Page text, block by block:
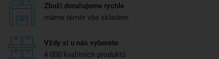
Zboží doručujeme rychle
máme téměr vše skladem
Vždy si u nás vyberete
4 000 kvalitních produktů